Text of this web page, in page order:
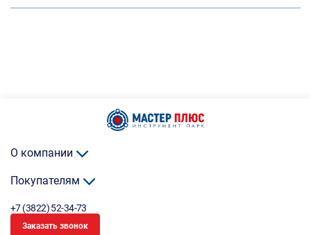
О компании
Покупателям
+7 (3822) 52-34-73
Заказать звонок